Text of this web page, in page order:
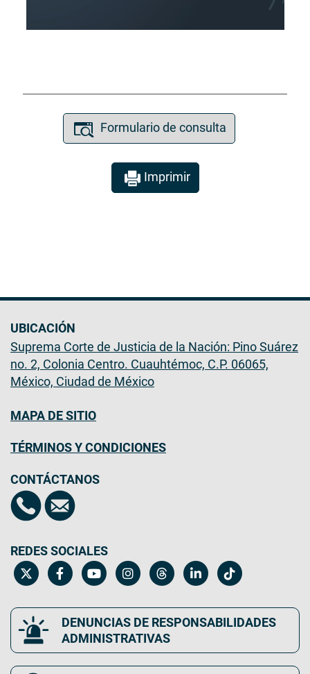
Formulario de consulta
Imprimir
UBICACIÓN
Suprema Corte de Justicia de la Nación: Pino Suárez
no. 2, Colonia Centro. Cuauhtémoc, C.P. 06065,
México, Ciudad de México
MAPA DE SITIO
TÉRMINOS Y CONDICIONES
CONTÁCTANOS
REDES SOCIALES
DENUNCIAS DE RESPONSABILIDADES
ADMINISTRATIVAS